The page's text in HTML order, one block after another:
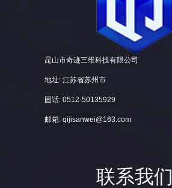
昆山市奇迹三维科技有限公司
地址: 江苏省苏州市
固话: 0512-50135929
邮箱: qijisanwei@163.com
联系我们